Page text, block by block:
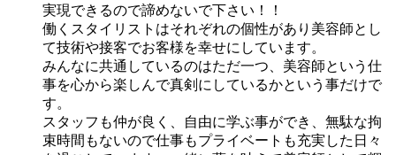
実現できるので諦めないで下さい！！
働くスタイリストはそれぞれの個性があり美容師とし
て技術や接客でお客様を幸せにしています。
みんなに共通しているのはただ一つ、美容師という仕
事を心から楽しんで真剣にしているかという事だけで
す。
スタッフも仲が良く、自由に学ぶ事ができ、無駄な拘
束時間もないので仕事もプライベートも充実した日々